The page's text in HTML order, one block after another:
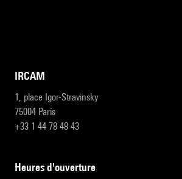
IRCAM
1, place Igor-Stravinsky
75004 Paris
+33 1 44 78 48 43
heures d'ouverture